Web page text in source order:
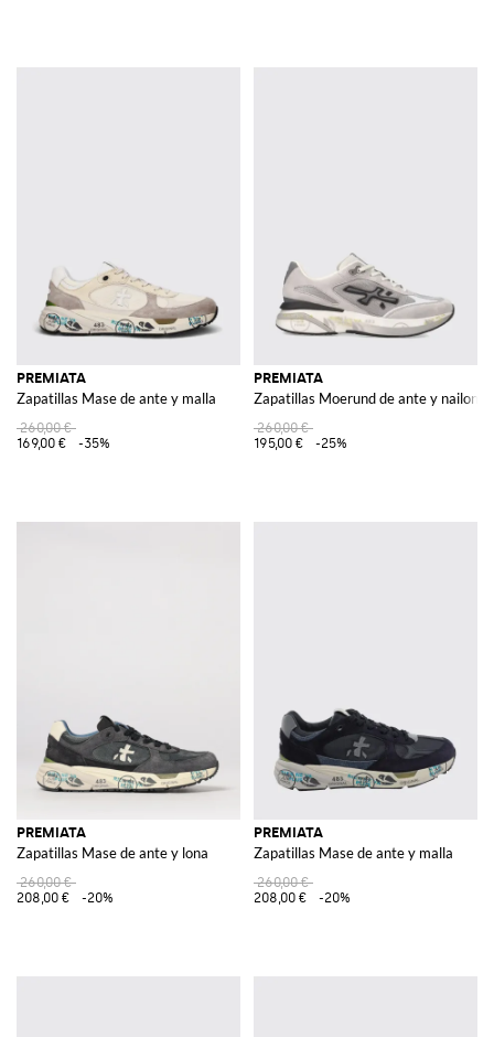
PREMIATA
Zapatillas Mase de ante y malla
260,00 €
169,00 €
-35%
PREMIATA
Zapatillas Moerund de ante y nailon
260,00 €
195,00 €
-25%
PREMIATA
Zapatillas Mase de ante y lona
260,00 €
208,00 €
-20%
PREMIATA
Zapatillas Mase de ante y malla
260,00 €
208,00 €
-20%